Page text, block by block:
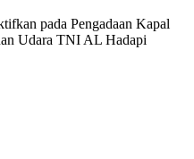
pada Pengadaan Kapal
Udara TNI AL Hadapi